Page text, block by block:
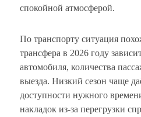
спокойной атмосферой.
По транспорту ситуация
трансфера в 2026 году
автомобиля, количества
выезда. Низкий сезон чаще
доступности нужного
накладок из-за перегрузки